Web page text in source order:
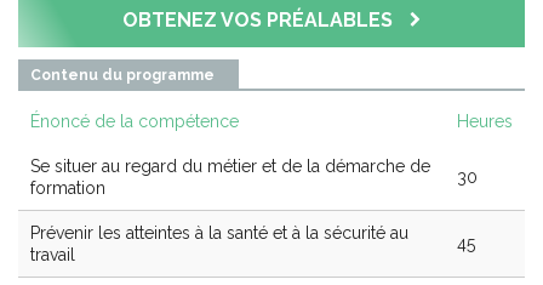
OBTENEZ VOS PRÉALABLES
Contenu du programme
Énoncé de la compétence Heures
Se situer au regard du métier et de la démarche de
formation
30
Prévenir les atteintes à la santé et à la sécurité au
travail
45